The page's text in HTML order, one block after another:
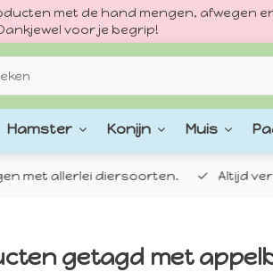
met de hand mengen, afwegen
voor je begrip!
Hamster Konijn Muis
met allerlei diersoorten. Altijd vers,
getagd met